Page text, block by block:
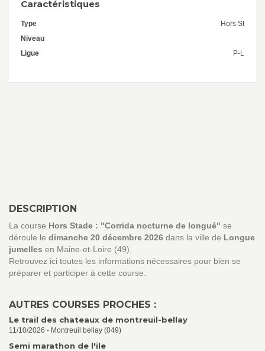
Caractéristiques
Type
Hors St
Niveau
Ligue
P-L
DESCRIPTION
La course Hors Stade : "Corrida nocturne de longué" se
déroule le dimanche 20 décembre 2026 dans la ville de Longue
jumelles en Maine-et-Loire (49).
Retrouvez ici toutes les informations nécessaires pour bien se
préparer et participer à cette course.
AUTRES COURSES PROCHES :
Le trail des chateaux de montreuil-bellay
11/10/2026 - Montreuil bellay (049)
Semi marathon de l'ile